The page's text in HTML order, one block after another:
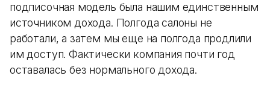
подписочная модель была нашим единственным
источником дохода. Полгода салоны не
работали, а затем мы еще на полгода продлили
им доступ. Фактически компания почти год
оставалась без нормального дохода.